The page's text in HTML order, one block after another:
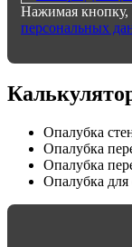
Нажимая кнопку,
персональных
Опалубка
Опалубка
Опалубка
Опалубка